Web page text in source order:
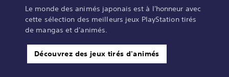
Le monde des animés japonais est à l'honneur avec
cette sélection des meilleurs jeux PlayStation tirés
de mangas et d'animés.
Découvrez des jeux tirés d'animés